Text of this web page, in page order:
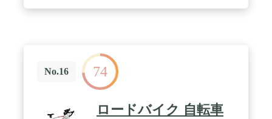
会社オオトモのホームページに記載しております。
No.16 74
ロードバイク 自転車